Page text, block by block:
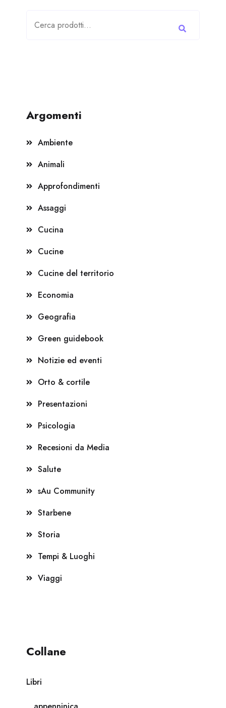
Argomenti
Ambiente
Animali
Approfondimenti
Assaggi
Cucina
Cucine
Cucine del territorio
Economia
Geografia
Green guidebook
Notizie ed eventi
Orto & cortile
Presentazioni
Psicologia
Recesioni da Media
Salute
sAu Community
Starbene
Storia
Tempi & Luoghi
Viaggi
Collane
Libri